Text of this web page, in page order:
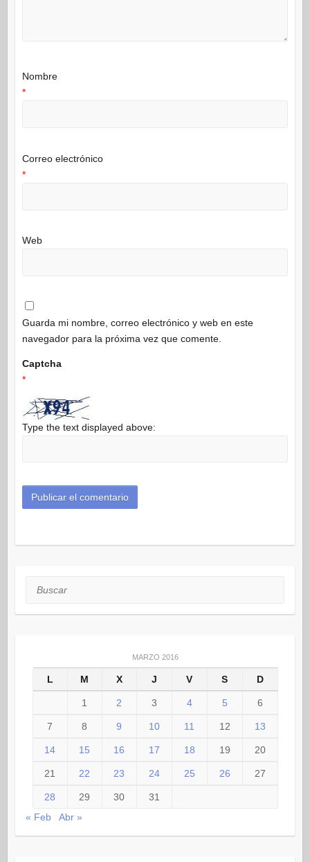
Nombre
*
Correo electrónico
*
Web
Guarda mi nombre, correo electrónico y web en este
navegador para la próxima vez que comente.
Captcha
*
Type the text displayed above:
Buscar
MARZO 2016
L M X J V S D
1 2 3 4 5 6
7 8 9 10 11 12 13
14 15 16 17 18 19 20
21 22 23 24 25 26 27
28 29 30
31
« Feb
Abr »